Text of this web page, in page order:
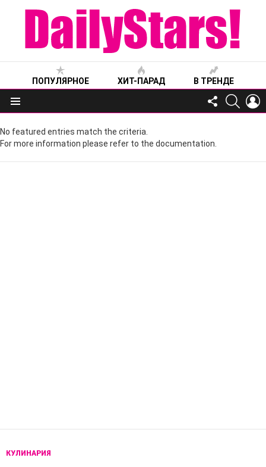
ПОПУЛЯРНОЕ ХИТ-ПАРАД В ТРЕНДЕ
Меню
FOLLOW
US
No featured entries match the criteria.
For more information please refer to the documentation.
КУЛИНАРИЯ